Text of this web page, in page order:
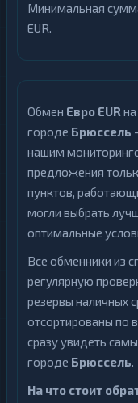
Минимальная
EUR.
Обмен Евро EUR на
городе Брюссель
нашим
предложения
пунктов,
могли выбрать
оптимальные
Все обменники из
регулярную
резервы наличных
отсортированы по
сразу увидеть
городе Брюссель.
На что стоит